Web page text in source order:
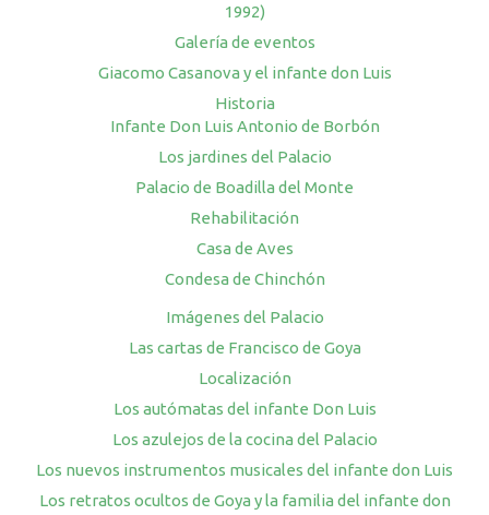
1992)
Galería de eventos
Giacomo Casanova y el infante don Luis
Historia
Infante Don Luis Antonio de Borbón
Los jardines del Palacio
Palacio de Boadilla del Monte
Rehabilitación
Casa de Aves
Condesa de Chinchón
Imágenes del Palacio
Las cartas de Francisco de Goya
Localización
Los autómatas del infante Don Luis
Los azulejos de la cocina del Palacio
Los nuevos instrumentos musicales del infante don Luis
Los retratos ocultos de Goya y la familia del infante don